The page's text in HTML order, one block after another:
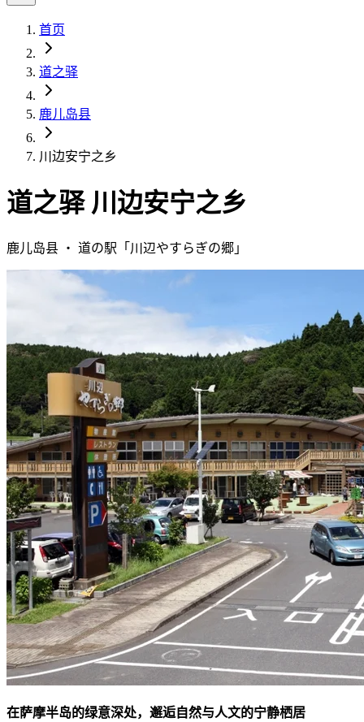
首页
道之驿
鹿儿岛县
川边安宁之乡
道之驿 川边安宁之乡
鹿儿岛县 ・ 道の駅「 川辺やすらぎの郷 」
在萨摩半岛的绿意深处，邂逅自然与人文的宁静栖居